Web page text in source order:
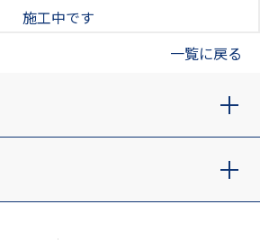
施工中です
一覧に戻る